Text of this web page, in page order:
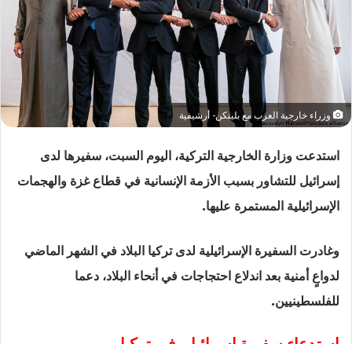
وزراء خارجية العرب مع بلينكن- أرشيفية
استدعت وزارة الخارجية التركية، اليوم السبت، سفيرها لدى
إسرائيل للتشاور بسبب الأزمة الإنسانية في قطاع غزة والهجمات
الإسرائيلية المستمرة عليها.
وغادرت السفيرة الإسرائيلية لدى تركيا البلاد في الشهر الماضي
لدواعٍ أمنية بعد اندلاع احتجاجات في أنحاء البلاد، دعما
للفلسطينيين.